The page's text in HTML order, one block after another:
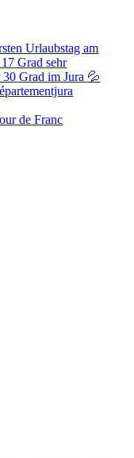
de Franc